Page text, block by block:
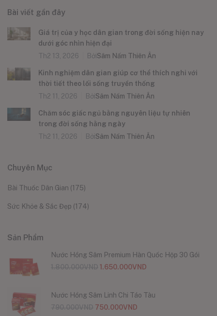
Bài viết gần đây
Giá trị của y học dân gian trong đời sống hiện nay
dưới góc nhìn hiện đại
Th2 13, 2026
BởiSâm Nấm Thiên Ân
Kinh nghiệm dân gian giúp cơ thể thích nghi với
thời tiết theo lối sống truyền thống
Th2 11, 2026
BởiSâm Nấm Thiên Ân
Chăm sóc giấc ngủ bằng nguyên liệu tự nhiên
trong đời sống hằng ngày
Th2 11, 2026
BởiSâm Nấm Thiên Ân
Chuyên Mục
Bài Thuốc Dân Gian (175)
Sức Khỏe & Sắc Đẹp (174)
Sản Phẩm
Nước Hồng Sâm Premium Hàn Quốc Hộp 30 Gói
1.650.000VND
Nước Hồng Sâm Linh Chi Táo Tàu
750.000VND